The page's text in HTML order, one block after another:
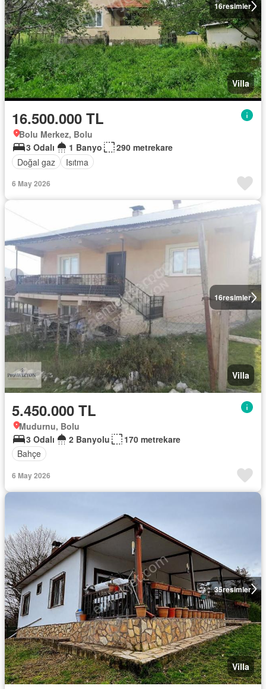
16resimler
Villa
16.500.000 TL
Bolu Merkez, Bolu
3 Odalı
1 Banyo
290 metrekare
Doğal gaz
Isıtma
6 May 2026
16resimler
Villa
5.450.000 TL
Mudurnu, Bolu
3 Odalı
2 Banyolu
170 metrekare
Bahçe
6 May 2026
35resimler
Villa